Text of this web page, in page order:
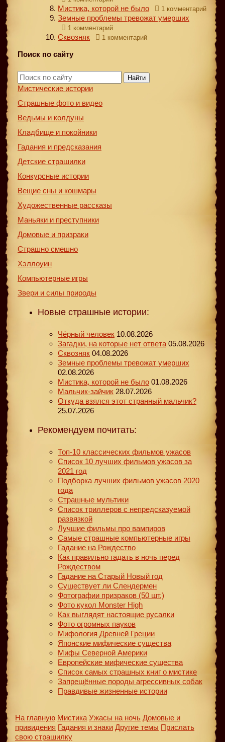
Мистика, которой не было 1 комментарий
Земные проблемы тревожат умерших
1 комментарий
Сквозняк 1 комментарий
Поиск по сайту
Найти
Мистические истории
Страшные фото и видео
Ведьмы и колдуны
Кладбище и покойники
Гадания и предсказания
Детские страшилки
Конкурсные истории
Вещие сны и кошмары
Художественные рассказы
Маньяки и преступники
Домовые и призраки
Страшно смешно
Хэллоуин
Компьютерные игры
Звери и силы природы
Новые страшные истории:
Чёрный человек 10.08.2026
Загадки, на которые нет ответа 05.08.2026
Сквозняк 04.08.2026
Земные проблемы тревожат умерших
02.08.2026
Мистика, которой не было 01.08.2026
Мальчик-зайчик 28.07.2026
Откуда взялся этот странный мальчик?
25.07.2026
Рекомендуем почитать:
Топ-10 классических фильмов ужасов
Список 10 лучших фильмов ужасов за
2021 год
Подборка лучших фильмов ужасов 2020
года
Страшные мультики
Список триллеров с непредсказуемой
развязкой
Лучшие фильмы про вампиров
Самые страшные компьютерные игры
Гадание на Рождество
Как правильно гадать в ночь перед
Рождеством
Гадание на Старый Новый год
Существует ли Слендермен
Фотографии призраков (50 шт.)
Фото кукол Monster High
Как выглядят настоящие русалки
Фото огромных пауков
Мифология Древней Греции
Японские мифические существа
Мифы Северной Америки
Европейские мифические существа
Список самых страшных книг о мистике
Запрещённые породы агрессивных собак
Правдивые жизненные истории
На главную Мистика Ужасы на ночь Домовые и
привидения Гадания и знаки Другие темы Прислать
свою страшилку